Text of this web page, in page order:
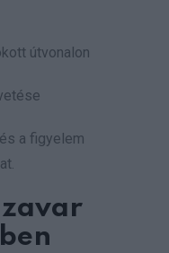
útvonalon
a figyelem